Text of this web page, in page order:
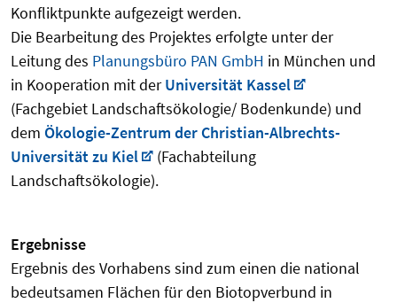
Konfliktpunkte aufgezeigt werden.
Die Bearbeitung des Projektes erfolgte unter der
Leitung des Planungsbüro PAN GmbH in München und
in Kooperation mit derUniversität Kassel
(Fachgebiet Landschaftsökologie/ Bodenkunde) und
dem Ökologie-Zentrum der Christian-Albrechts-
Universität zu Kiel
(Fachabteilung
Landschaftsökologie).
Ergebnisse
Ergebnis des Vorhabens sind zum einen die national
bedeutsamen Flächen für den Biotopverbund in